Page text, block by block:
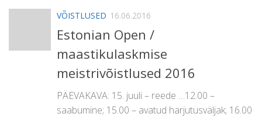
VÕISTLUSED 16.06.2016
Estonian Open /
maastikulaskmise
meistrivõistlused 2016
PÄEVAKAVA: 15. juuli – reede …12.00 –
saabumine; 15.00 – avatud harjutusväljak; 16.00